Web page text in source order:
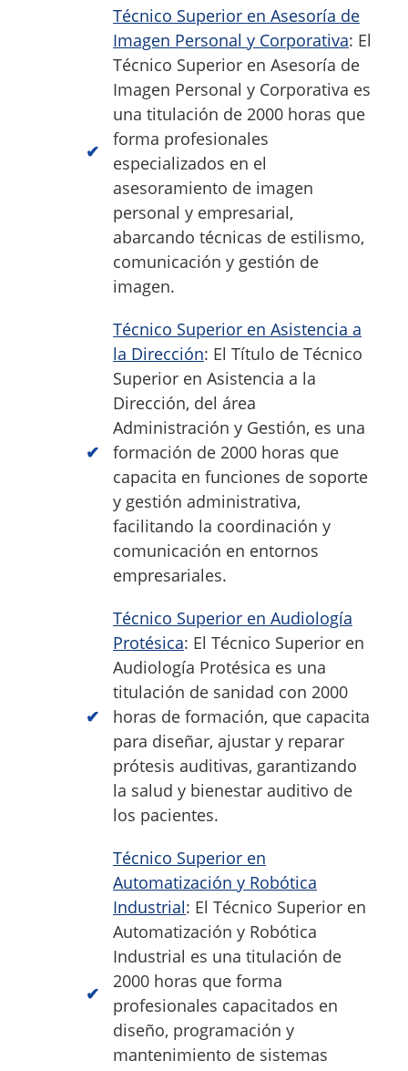
Técnico Superior en Asesoría de
Imagen Personal y Corporativa: El
Técnico Superior en Asesoría de
Imagen Personal y Corporativa es
una titulación de 2000 horas que
forma profesionales
especializados en el
asesoramiento de imagen
personal y empresarial,
abarcando técnicas de estilismo,
comunicación y gestión de
imagen.
Técnico Superior en Asistencia a
la Dirección: El Título de Técnico
Superior en Asistencia a la
Dirección, del área
Administración y Gestión, es una
formación de 2000 horas que
capacita en funciones de soporte
y gestión administrativa,
facilitando la coordinación y
comunicación en entornos
empresariales.
Técnico Superior en Audiología
Protésica: El Técnico Superior en
Audiología Protésica es una
titulación de sanidad con 2000
horas de formación, que capacita
para diseñar, ajustar y reparar
prótesis auditivas, garantizando
la salud y bienestar auditivo de
los pacientes.
Técnico Superior en
Automatización y Robótica
Industrial: El Técnico Superior en
Automatización y Robótica
Industrial es una titulación de
2000 horas que forma
profesionales capacitados en
diseño, programación y
mantenimiento de sistemas